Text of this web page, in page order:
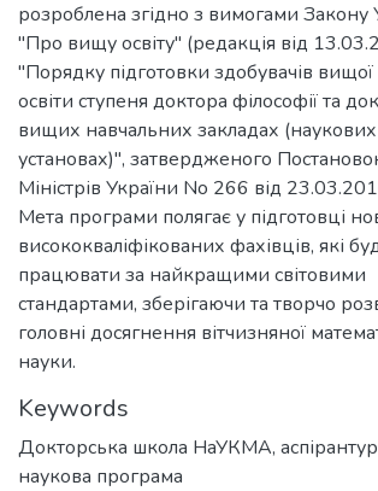
розроблена згідно з вимогами Закону
"Про вищу освіту" (редакція від
"Порядку підготовки здобувачів вищої
освіти ступеня доктора філософії та
вищих навчальних закладах (наукових
установах)", затвердженого
Міністрів України No 266 від
Мета програми полягає у підготовці
висококваліфікованих фахівців, які
працювати за найкращими світовими
стандартами, зберігаючи та творчо
головні досягнення вітчизняної
науки.
Keywords
Докторська школа НаУКМА,
наукова програма